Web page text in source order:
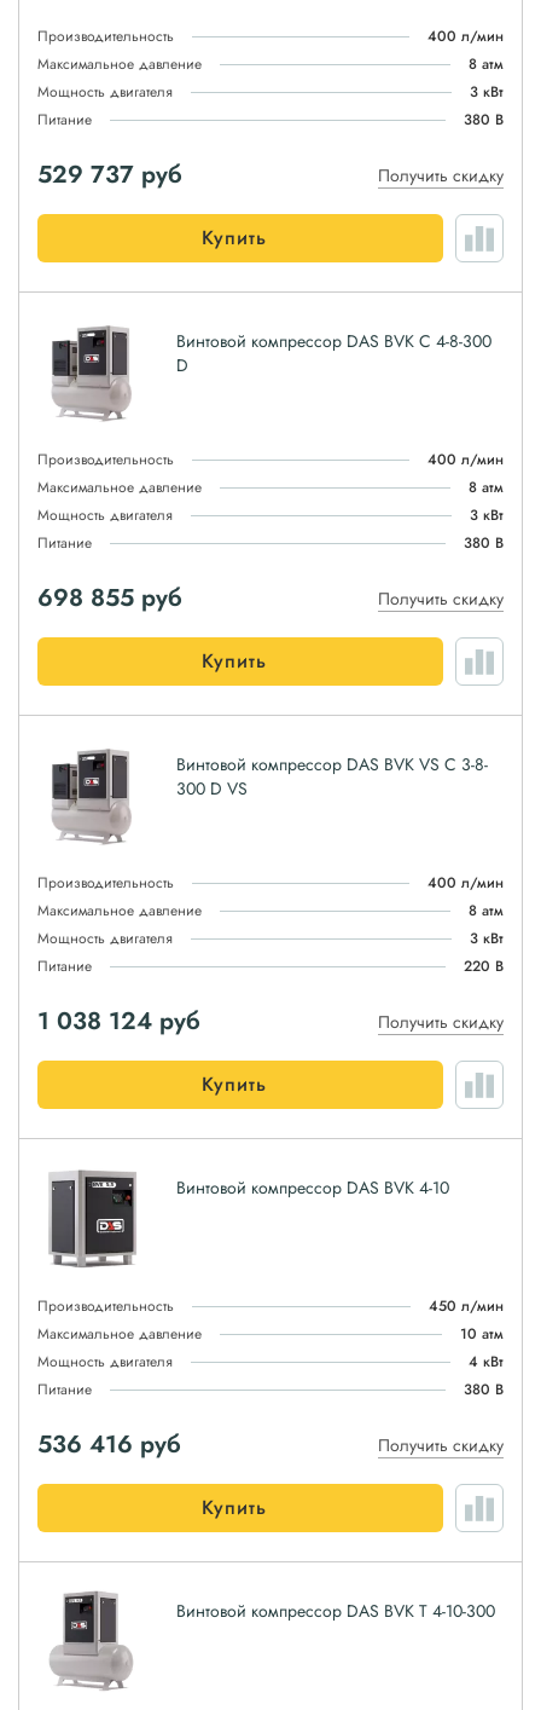
Производительность
400 л/мин
Максимальное давление
8 атм
Мощность двигателя
3 кВт
Питание
380 В
529 737 руб Получить скидку
Купить
Винтовой компрессор DAS BVK C 4-8-300
D
Производительность
400 л/мин
Максимальное давление
8 атм
Мощность двигателя
3 кВт
Питание
380 В
698 855 руб Получить скидку
Купить
Винтовой компрессор DAS BVK VS C 3-8-
300 D VS
Производительность
400 л/мин
Максимальное давление
8 атм
Мощность двигателя
3 кВт
Питание
220 В
1 038 124 руб Получить скидку
Купить
Винтовой компрессор DAS BVK 4-10
Производительность
450 л/мин
Максимальное давление
10 атм
Мощность двигателя
4 кВт
Питание
380 В
536 416 руб Получить скидку
Купить
Винтовой компрессор DAS BVK T 4-10-300